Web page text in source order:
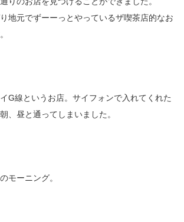
地元でずーーっとやっているザ喫茶店的なお
G線というお店。サイフォンで入れてくれた
、昼と通ってしまいました。
モーニング。